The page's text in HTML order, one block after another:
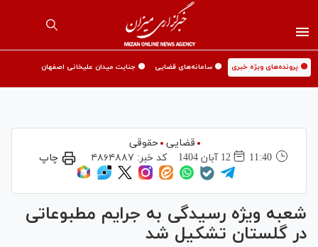
🟡 پرونده‌های ویژه خبری 🟡 سامانه‌های قضایی 🟡 جنایت میدان علیخانی اصفهان
قضایی حقوقی
11:40
12 آبان 1404 کد خبر: ۴۸۶۴۸۸۷ چاپ
شعبه ویژه رسیدگی به جرایم مطبوعاتی
در گلستان تشکیل شد